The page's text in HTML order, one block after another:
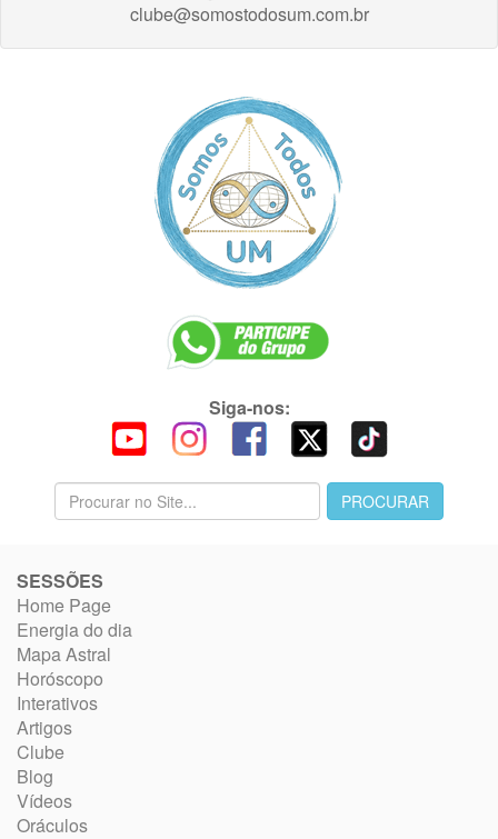
clube@somostodosum.com.br
Siga-nos:
SESSÕES
Home Page
Energia do dia
Mapa Astral
Horóscopo
Interativos
Artigos
Clube
Blog
Vídeos
Oráculos